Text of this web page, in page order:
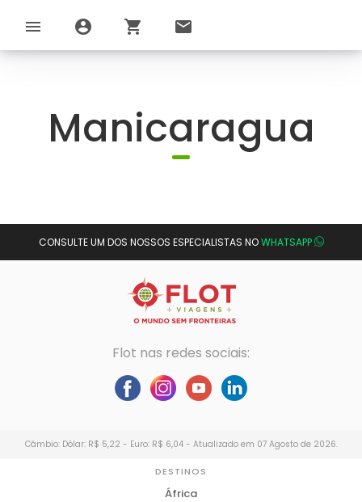
menu account_circle shopping_cart email
Manicaragua
CONSULTE UM DOS NOSSOS ESPECIALISTAS NOWHATSAPP
Flot nas redes sociais:
Câmbio: Dólar: R$ 5,22 - Euro: R$ 6,04 - Atualizado em 07 Agosto de 2026.
DESTINOS
África